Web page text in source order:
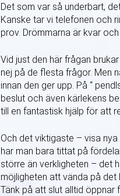
Det som var så underbart,
Kanske tar vi telefonen och
prov. Drömmarna är kvar
Vid just den här frågan
nej på de flesta frågor. Men
innan den ger upp. På “
beslut och även kärlekens
till en fantastisk hjälp för att
Och det viktigaste – visa
har man bara tittat på
större än verkligheten – det
möjligheten att vända på
Tänk på att slut alltid